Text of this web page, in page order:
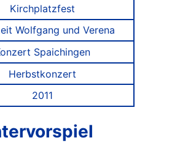
Kirchplatzfest
Wolfgang und Verena
Spaichingen
Herbstkonzert
2011